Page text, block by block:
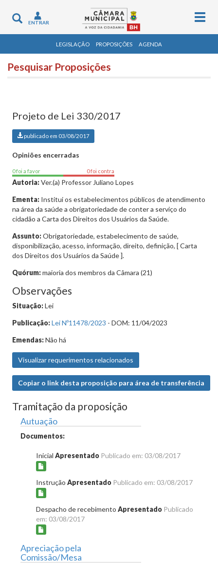
Toggle
navigation
ENTRAR
LEGISLAÇÃO PROPOSIÇÕES AGENDA
Pesquisar Proposições
Projeto de Lei 330/2017
publicado em 03/08/2017
Opiniões encerradas
0 foi a favor 0 foi contra
Autoria:Ver.(a) Professor Juliano Lopes
Ementa: Institui os estabelecimentos públicos de atendimento
na área da saúde a obrigatoriedade de conter a serviço do
cidadão a Carta dos Direitos dos Usuários da Saúde.
Assunto:Obrigatoriedade, estabelecimento de saúde,
disponibilização, acesso, informação, direito, definição, [ Carta
dos Direitos dos Usuários da Saúde ].
Quórum:maioria dos membros da Câmara (21)
Observações
Situação:Lei
Publicação:Lei Nº11478/2023 - DOM: 11/04/2023
Emendas:Não há
Visualizar requerimentos relacionados
Copiar o link desta proposição para área de transferência
Tramitação da proposição
Autuação
Documentos:
Inicial Apresentado Publicado em: 03/08/2017
Instrução Apresentado Publicado em: 03/08/2017
Despacho de recebimento Apresentado Publicado
em: 03/08/2017
Apreciação pela
Comissão/Mesa